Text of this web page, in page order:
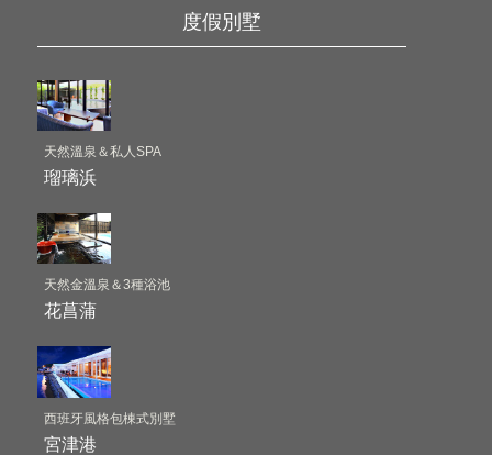
度假別墅
天然溫泉＆私人SPA
瑠璃浜
天然金溫泉＆3種浴池
花菖蒲
西班牙風格包棟式別墅
宮津港